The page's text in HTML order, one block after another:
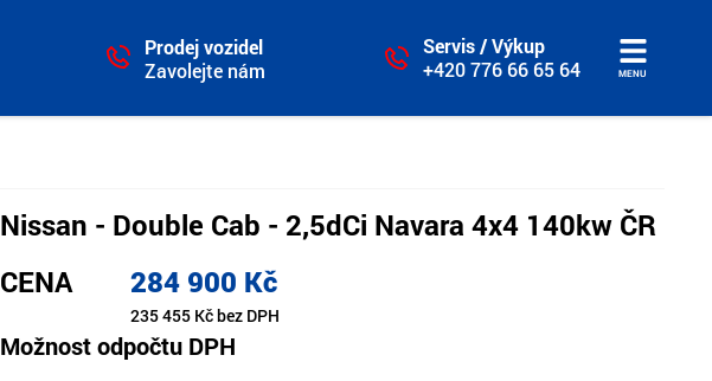
Prodej vozidel
Zavolejte nám
Servis / Výkup
+420 776 66 65 64
MENU
Nissan - Double Cab - 2,5dCi Navara 4x4 140kw ČR
CENA
284 900 Kč
235 455 Kč bez DPH
Možnost odpočtu DPH